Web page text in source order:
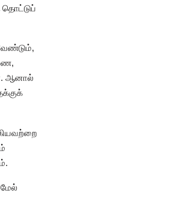
தொட்டுப்
ஆனால்
மேல்